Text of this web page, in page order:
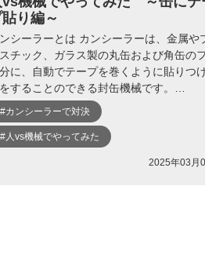
り編～
シーラーとは カンシーラーは、金属や
チック、ガラス製の丸缶および角缶の
に、自動でテープを巻くように貼りつ
することのできる封缶機械です。…
#カンシーラーで対決
#人vs機械でやってみた
2025年03月